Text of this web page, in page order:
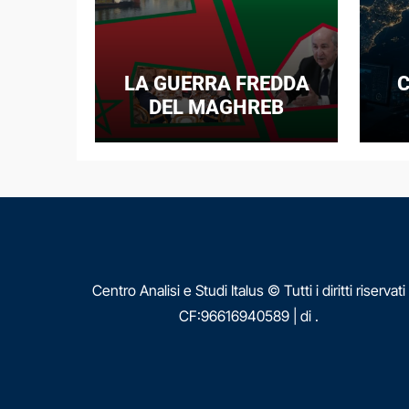
LA GUERRA FREDDA
DEL MAGHREB
Centro Analisi e Studi Italus © Tutti i diritti riservati
CF:96616940589 di .